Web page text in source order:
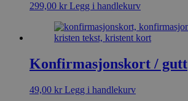
299,00 kr Legg i handlekurv
Konfirmasjonskort / gutt
49,00 kr Legg i handlekurv